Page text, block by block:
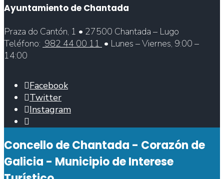
Ayuntamiento de Chantada
Praza do Cantón, 1 • 27500 Chantada – Lugo
Teléfono: 982 44 00 11 • Lunes – Viernes, 9:00 –
14:00
Facebook
Twitter
Instagram
de
búsqueda
Concello de Chantada - Corazón de
Galicia - Municipio de Interese